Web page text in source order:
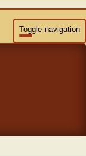
Toggle navigation